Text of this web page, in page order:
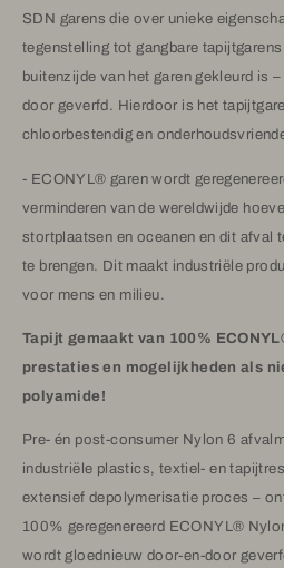
SDN garens die over unieke
tegenstelling tot gangbare
buitenzijde van het garen gekleurd is
door geverfd. Hierdoor is het
chloorbestendig en
- ECONYL® garen wordt
verminderen van de wereldwijde
stortplaatsen en oceanen en dit afval
te brengen. Dit maakt industriële
voor mens en milieu.
Tapijt gemaakt van 100%
prestaties en mogelijkheden als
polyamide!
Pre- én post-consumer Nylon 6
industriële plastics, textiel- en
extensief depolymerisatie proces –
100% geregenereerd ECONYL®
wordt gloednieuw door-en-door